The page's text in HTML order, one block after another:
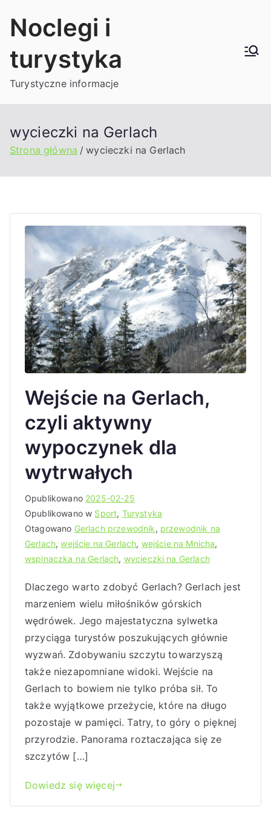
Noclegi i
turystyka
Turystyczne informacje
wycieczki na Gerlach
Strona główna wycieczki na Gerlach
Wejście na Gerlach,
czyli aktywny
wypoczynek dla
wytrwałych
Opublikowano 2025-02-25
Opublikowano w Sport, Turystyka
Otagowano Gerlach przewodnik, przewodnik na
Gerlach,wejście na Gerlach, wejście na Mnicha,
wspinaczka na Gerlach, wycieczki na Gerlach
Dlaczego warto zdobyć Gerlach? Gerlach jest
marzeniem wielu miłośników górskich
wędrówek. Jego majestatyczna sylwetka
przyciąga turystów poszukujących głównie
wyzwań. Zdobywaniu szczytu towarzyszą
także niezapomniane widoki. Wejście na
Gerlach to bowiem nie tylko próba sił. To
także wyjątkowe przeżycie, które na długo
pozostaje w pamięci. Tatry, to góry o pięknej
przyrodzie. Panorama roztaczająca się ze
szczytów […]
Dowiedz się więcej